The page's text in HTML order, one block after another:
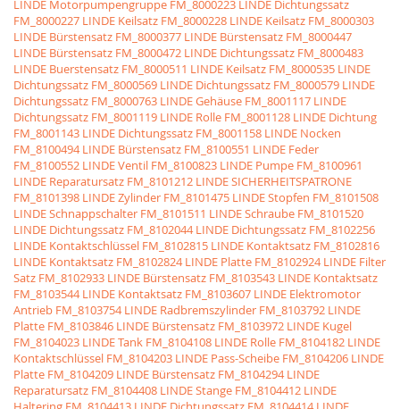
LINDE Motorpumpengruppe FM_8000223 LINDE Dichtungssatz
FM_8000227 LINDE Keilsatz FM_8000228 LINDE Keilsatz FM_8000303
LINDE Bürstensatz FM_8000377 LINDE Bürstensatz FM_8000447
LINDE Bürstensatz FM_8000472 LINDE Dichtungssatz FM_8000483
LINDE Buerstensatz FM_8000511 LINDE Keilsatz FM_8000535 LINDE
Dichtungssatz FM_8000569 LINDE Dichtungssatz FM_8000579 LINDE
Dichtungssatz FM_8000763 LINDE Gehäuse FM_8001117 LINDE
Dichtungssatz FM_8001119 LINDE Rolle FM_8001128 LINDE Dichtung
FM_8001143 LINDE Dichtungssatz FM_8001158 LINDE Nocken
FM_8100494 LINDE Bürstensatz FM_8100551 LINDE Feder
FM_8100552 LINDE Ventil FM_8100823 LINDE Pumpe FM_8100961
LINDE Reparatursatz FM_8101212 LINDE SICHERHEITSPATRONE
FM_8101398 LINDE Zylinder FM_8101475 LINDE Stopfen FM_8101508
LINDE Schnappschalter FM_8101511 LINDE Schraube FM_8101520
LINDE Dichtungssatz FM_8102044 LINDE Dichtungssatz FM_8102256
LINDE Kontaktschlüssel FM_8102815 LINDE Kontaktsatz FM_8102816
LINDE Kontaktsatz FM_8102824 LINDE Platte FM_8102924 LINDE Filter
Satz FM_8102933 LINDE Bürstensatz FM_8103543 LINDE Kontaktsatz
FM_8103544 LINDE Kontaktsatz FM_8103607 LINDE Elektromotor
Antrieb FM_8103754 LINDE Radbremszylinder FM_8103792 LINDE
Platte FM_8103846 LINDE Bürstensatz FM_8103972 LINDE Kugel
FM_8104023 LINDE Tank FM_8104108 LINDE Rolle FM_8104182 LINDE
Kontaktschlüssel FM_8104203 LINDE Pass-Scheibe FM_8104206 LINDE
Platte FM_8104209 LINDE Bürstensatz FM_8104294 LINDE
Reparatursatz FM_8104408 LINDE Stange FM_8104412 LINDE